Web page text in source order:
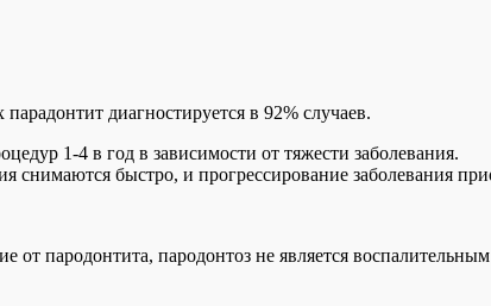
диагностируется в 92% случаев.
1-4 в год в зависимости от тяжести заболевания.
быстро, и прогрессирование заболевания
пародонтита, пародонтоз не является